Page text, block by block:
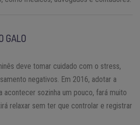
GALO
deve tomar cuidado com o stress,
negativos. Em 2016, adotar a
acontecer sozinha um pouco, fará muito
relaxar sem ter que controlar e registrar